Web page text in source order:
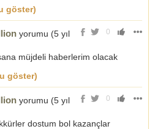
göster)
0
yorumu (5 yıl
müjdeli haberlerim olacak
göster)
0
yorumu (5 yıl
dostum bol kazançlar